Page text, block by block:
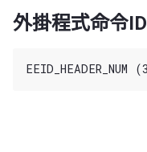
外掛程式命令ID